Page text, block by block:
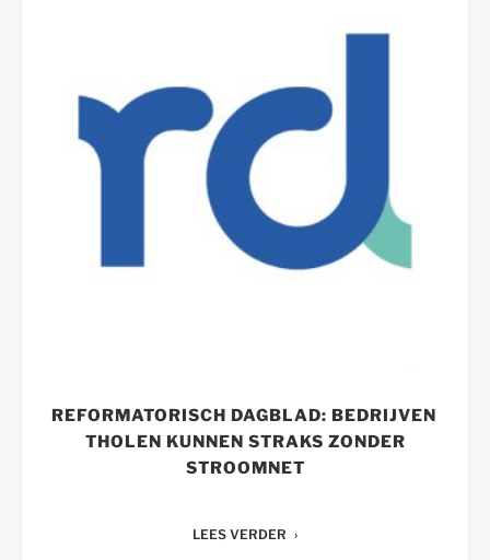
REFORMATORISCH DAGBLAD: BEDRIJVEN
THOLEN KUNNEN STRAKS ZONDER
STROOMNET
LEES VERDER